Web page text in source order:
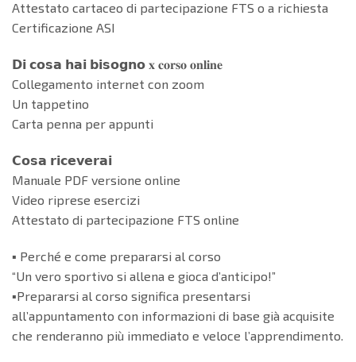
Attestato cartaceo di partecipazione FTS o a richiesta
Certificazione ASI
𝗗𝗶 𝗰𝗼𝘀𝗮 𝗵𝗮𝗶 𝗯𝗶𝘀𝗼𝗴𝗻𝗼 𝐱 𝐜𝐨𝐫𝐬𝐨 𝐨𝐧𝐥𝐢𝐧𝐞
Collegamento internet con zoom
Un tappetino
Carta penna per appunti
𝗖𝗼𝘀𝗮 𝗿𝗶𝗰𝗲𝘃𝗲𝗿𝗮𝗶
Manuale PDF versione online
Video riprese esercizi
Attestato di partecipazione FTS online
▪️ Perché e come prepararsi al corso
“Un vero sportivo si allena e gioca d’anticipo!”
▪️Prepararsi al corso significa presentarsi
all’appuntamento con informazioni di base già acquisite
che renderanno più immediato e veloce l’apprendimento.